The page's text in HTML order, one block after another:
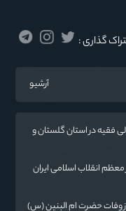
گذاری :
آرشیو
فقیه در استان گلستان و
انقلاب اسلامی ایران
وفات حضرت ام البنین (س)